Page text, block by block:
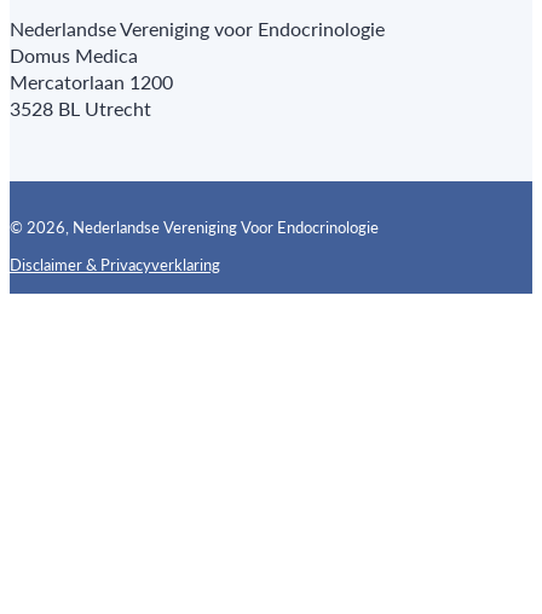
Nederlandse Vereniging voor Endocrinologie
Domus Medica
Mercatorlaan 1200
3528 BL Utrecht
© 2026, Nederlandse Vereniging Voor Endocrinologie
Disclaimer & PrivacyverklaringFollow us on X